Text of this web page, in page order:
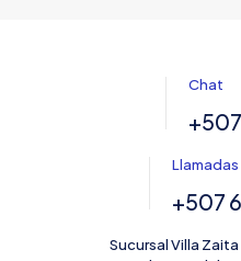
Chat
Llamadas
+507
Sucursal Villa